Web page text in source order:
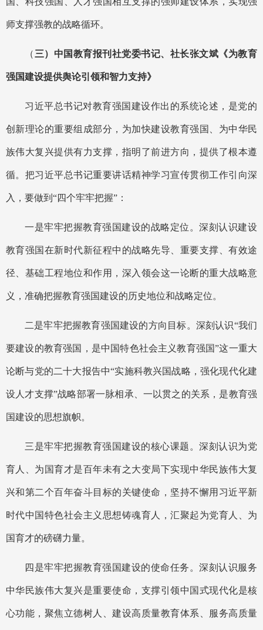
师支撑强教的战略循环。
（ 三）中国教育报刊社党委书记、社长张文斌《为教育
强国建设提供舆论引领和智力支持》
习近平总书记对教育强国建设作出的系统论述，是党的
创新理论的重要组成部分，为加快建设教育强国、为中华民
族伟大复兴提供有力支撑，指明了前进方向，提供了根本遵
循。把习近平总书记重要讲话精神学习宣传贯彻工作引向深
入，要做到 “四个牢牢把握”：
一是牢牢把握教育强国建设的战略定位。深刻认识建设
教育强国在新时代新征程中的战略先导、重要支撑、有效途
径、基础工程地位和作用，深入领会这一论断的重大战略意
义，准确把握教育强国建设的历史地位和战略定位。
二是牢牢把握教育强国建设的方向目标。深刻认识“我们
要建设的教育强国，是中国特色社会主义教育强国”这一重大
论断与党的二十大报告中“实施科教兴国战略，强化现代化建
设人才支撑”战略部署一脉相承、一以贯之的关系，是教育强
国建设的思想旗帜。
三是牢牢把握教育强国建设的核心课题。深刻认识为党
育人、为国育才是百年未有之大变局下实现中华民族伟大复
兴和第二个百年奋斗目标的关键使命，坚持不懈用习近平新
时代中国特色社会主义思想铸魂育人，汇聚起为党育人、为
国育才的磅礴力量。
四是牢牢把握教育强国建设的使命任务。深刻认识服务
中华民族伟大复兴是重要使命，支撑引领中国式现代化是核
心功能，聚焦立德树人、建设高质量教育体系、服务高质量